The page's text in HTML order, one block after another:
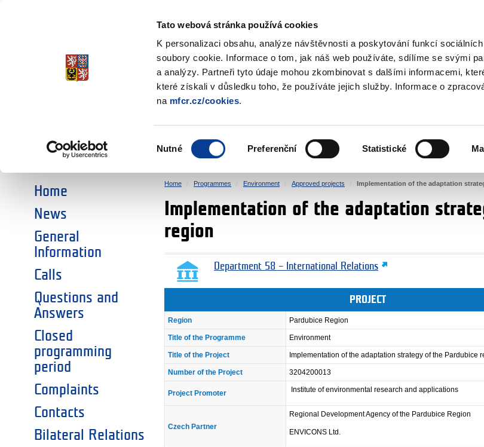
Tato webová stránka používá cookies
K personalizaci obsahu, analýze návštěvnosti a poskytování funkcí
soubory cookie. Informace o tom, jak náš web používáte, sdílíme se svými
a analýzy. Partneři tyto údaje mohou zkombinovat s dalšími informacemi,
které získali v důsledku toho, že používáte jejich služby. Informace o
na mfcr.cz/cookies.
souhlasu
Nutné Preferenční Statistické
EEA and Norway Grants
CHOOSE AN AREA:
SOCIAL DIALOGUE ENVIRONMENT HUMAN RIGHTS JUSTICE
Home
News
General
Information
Calls
Questions and
Answers
Closed
programming
period
Complaints
Contacts
Bilateral Relations
Home Programmes Environment Approved projects Implementation of the adaptation
Implementation of the adaptation
region
Department 58 – International Relations
PROJECT
Region Pardubice Region
Title of the Programme Environment
Title of the Project Implementation of the adaptation strategy of the Pardubice
Number of the Project 3204200013
Project Promoter Institute of environmental research and applications
Czech Partner
Regional Development Agency of the Pardubice Region
ENVICONS Ltd.